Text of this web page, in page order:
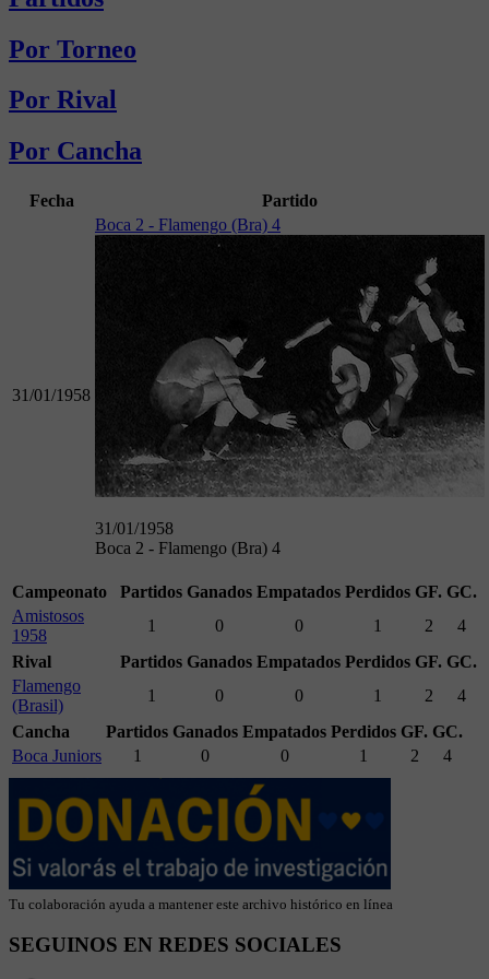
Por Torneo
Por Rival
Por Cancha
Fecha Partido
31/01/1958
Boca 2 - Flamengo (Bra) 4
31/01/1958
Boca 2 - Flamengo (Bra) 4
Campeonato Partidos Ganados Empatados Perdidos GF. GC.
Amistosos
1958
1 0 0 1 2
4
Rival
Partidos Ganados Empatados Perdidos GF. GC.
Flamengo
(Brasil)
1 0 0 1 2
4
Cancha
Partidos Ganados Empatados Perdidos GF. GC.
Boca Juniors
1 0 0 1 2 4
Tu colaboración ayuda a mantener este archivo histórico en línea
SEGUINOS EN REDES SOCIALES